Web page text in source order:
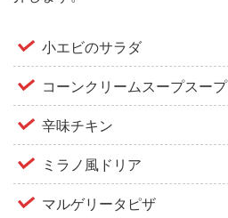
小エビのサラダ
コーンクリームスープスープ
辛味チキン
ミラノ風ドリア
マルゲリータピザ